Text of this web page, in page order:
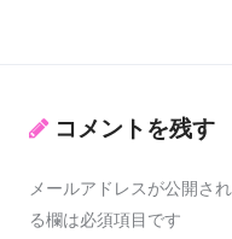
コメントを残す
メールアドレスが公開さ
る欄は必須項目です